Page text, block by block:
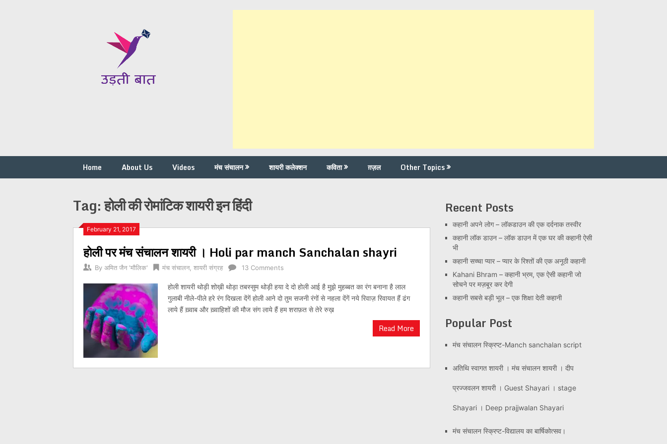
Home About Us Videos मंच संचालन शायरी कलेक्शन कविता ग़ज़ल Other Topics
Tag:होली की रोमांटिक शायरी इन हिंदी
February 21, 2017
होली पर मंच संचालन शायरी । Holi par manch Sanchalan shayri
By अमित जैन 'मौलिक' मंच संचालन, शायरी संग्रह 13 Comments
होली शायरी थोड़ी शोख़ी थोड़ा तबस्सुम थोड़ी हया दे दो होली आई है मुझे मुहब्बत का रंग बनाना है लाल
गुलाबी नीले-पीले हरे रंग दिखला देंगें होली आने दो तुम सजनी रंगों से नहला देंगें नये रिवाज़ रिवायत हैं ढंग
लाये हैं ख़्वाब और ख़्वाहिशों की मौज संग लाये हैं हम शराफ़त से तेरे रुख़
Read More
Posts
navigation
Recent Posts
कहानी अपने लोग – लॉकडाउन की एक दर्दनाक तस्वीर
कहानी लॉक डाउन – लॉक डाउन में एक घर की कहानी ऐसी
भी
कहानी सच्चा प्यार – प्यार के रिश्तों की एक अनूठी कहानी
Kahani Bhram – कहानी भ्रम, एक ऐसी कहानी जो
सोचने पर मज़बूर कर देगी
कहानी सबसे बड़ी भूल – एक शिक्षा देती कहानी
Popular Post
मंच संचालन स्क्रिप्ट-Manch sanchalan script
अतिथि स्वागत शायरी । मंच संचालन शायरी । दीप
प्रज्जवलन शायरी । Guest Shayari । stage
Shayari । Deep prajjwalan Shayari
मंच संचालन स्क्रिप्ट-विद्यालय का बार्षिकोत्सव।